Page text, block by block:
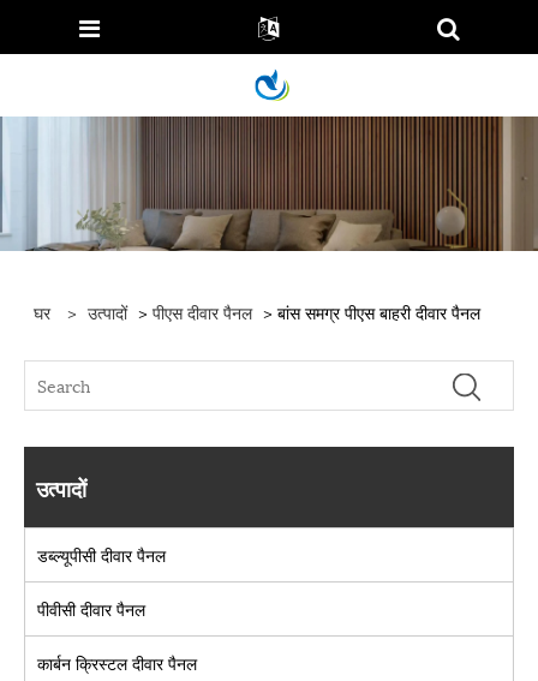
घर > उत्पादों >पीएस दीवार पैनल > बांस समग्र पीएस बाहरी दीवार पैनल
उत्पादों
डब्ल्यूपीसी दीवार पैनल
पीवीसी दीवार पैनल
कार्बन क्रिस्टल दीवार पैनल